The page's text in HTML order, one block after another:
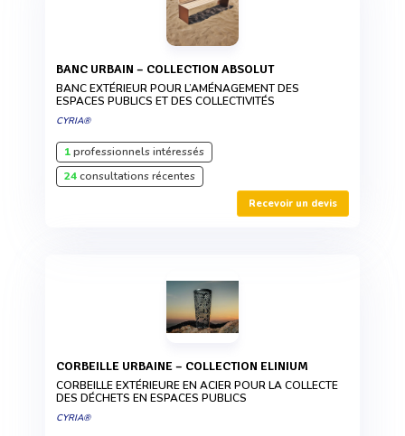
BANC URBAIN – COLLECTION ABSOLUT
BANC EXTÉRIEUR POUR L’AMÉNAGEMENT DES
ESPACES PUBLICS ET DES COLLECTIVITÉS
CYRIA®
1professionnels intéressés
24consultations récentes
Recevoir un devis
CORBEILLE URBAINE – COLLECTION ELINIUM
CORBEILLE EXTÉRIEURE EN ACIER POUR LA COLLECTE
DES DÉCHETS EN ESPACES PUBLICS
CYRIA®